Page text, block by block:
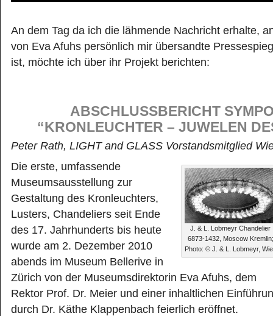
An dem Tag da ich die lähmende Nachricht erhalte,
von Eva Afuhs persönlich mir übersandte
ist, möchte ich über ihr Projekt berichten:
ABSCHLUSSBERICHT
“KRONLEUCHTER – JUWELEN
Peter Rath, LIGHT and GLASS Vorstandsmitglied
J. & L. Lobmeyr Chandelier
6873-1432, Moscow Kremlin;
Photo: © J. & L. Lobmeyr,
Die erste, umfassende
Museumsausstellung zur
Gestaltung des Kronleuchters,
Lusters, Chandeliers seit Ende
des 17. Jahrhunderts bis heute
wurde am 2. Dezember 2010
abends im Museum Bellerive in
Zürich von der Museumsdirektorin Eva Afuhs, dem
Rektor Prof. Dr. Meier und einer inhaltlichen
durch Dr. Käthe Klappenbach feierlich eröffnet.